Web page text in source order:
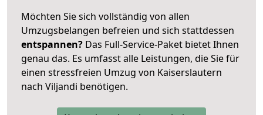
Möchten Sie sich vollständig von allen
Umzugsbelangen befreien und sich stattdessen
entspannen? Das Full-Service-Paket bietet Ihnen
genau das. Es umfasst alle Leistungen, die Sie für
einen stressfreien Umzug von Kaiserslautern
nach Viljandi benötigen.